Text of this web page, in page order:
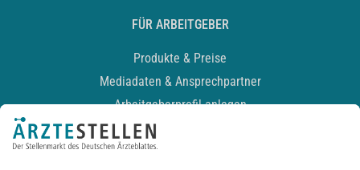
FÜR ARBEITGEBER
Produkte & Preise
Mediadaten & Ansprechpartner
Arbeitgeberprofil anlegen
Recruiting-Podcast